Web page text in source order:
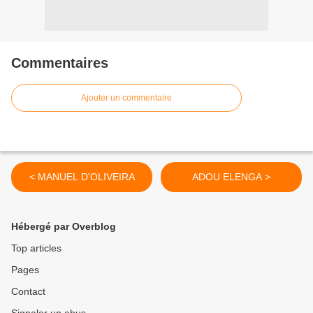
Commentaires
Ajouter un commentaire
< MANUEL D'OLIVEIRA ADOU ELENGA >
Hébergé par Overblog
Top articles
Pages
Contact